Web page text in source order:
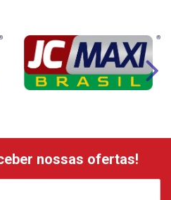
nossas ofertas!